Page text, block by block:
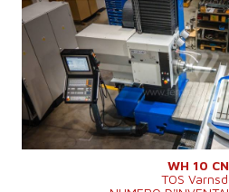
Année de
production:
0
Système de
contrôle
OUI - OUI - OUI -
Système de
contrôle
Heidenhain
TNC 620 - TNC
Diametre de
travaille de
100 - 100 - 100 -
1250 - 1250 - 1250
WH 10
TOS